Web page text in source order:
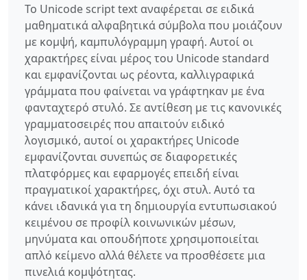
Το Unicode script text αναφέρεται σε ειδικά
μαθηματικά αλφαβητικά σύμβολα που μοιάζουν
με κομψή, καμπυλόγραμμη γραφή. Αυτοί οι
χαρακτήρες είναι μέρος του Unicode standard
και εμφανίζονται ως ρέοντα, καλλιγραφικά
γράμματα που φαίνεται να γράφτηκαν με ένα
φανταχτερό στυλό. Σε αντίθεση με τις κανονικές
γραμματοσειρές που απαιτούν ειδικό
λογισμικό, αυτοί οι χαρακτήρες Unicode
εμφανίζονται συνεπώς σε διαφορετικές
πλατφόρμες και εφαρμογές επειδή είναι
πραγματικοί χαρακτήρες, όχι στυλ. Αυτό τα
κάνει ιδανικά για τη δημιουργία εντυπωσιακού
κειμένου σε προφίλ κοινωνικών μέσων,
μηνύματα και οπουδήποτε χρησιμοποιείται
απλό κείμενο αλλά θέλετε να προσθέσετε μια
πινελιά κομψότητας.